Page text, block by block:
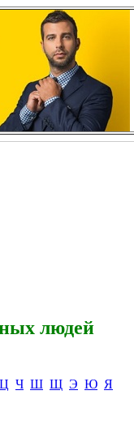
людей
Ц Ч Ш Щ Э Ю Я